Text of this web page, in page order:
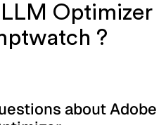
Optimizer
?
about Adobe